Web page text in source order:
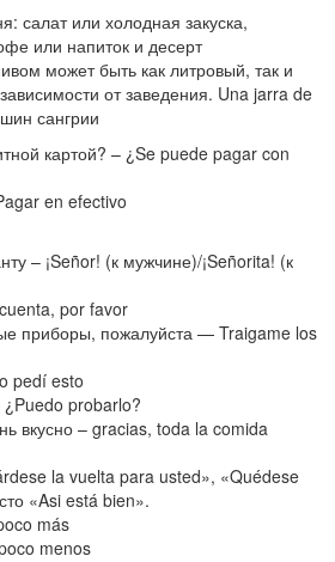
салат или холодная закуска,
или напиток и десерт
может быть как литровый, так и
от заведения. Una jarra de
сангрии
картой? – ¿Se puede pagar con
en efectivo
– ¡Señor! (к мужчине)/¡Señorita! (к
por favor
приборы, пожалуйста — Traigame los
pedí esto
probarlo?
вкусно – gracias, toda la comida
la vuelta para usted», «Quédese
«Asi está bien».
más
menos